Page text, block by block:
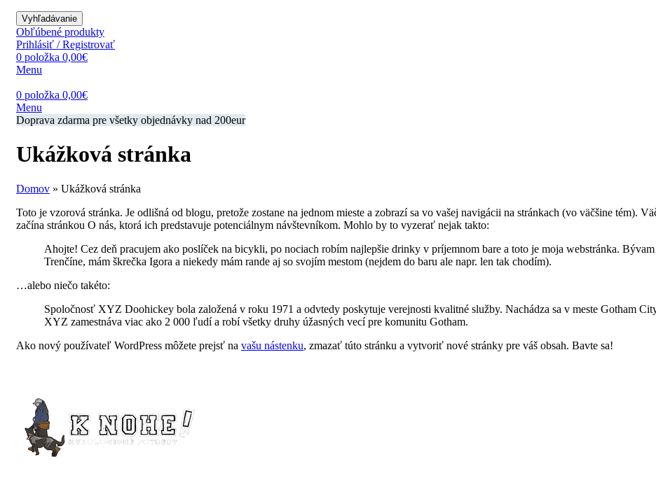
Vyhľadávanie
Obľúbené produkty
Prihlásiť / Registrovať
0 položka 0,00€
Menu
0 položka 0,00€
Menu
Doprava zdarma pre všetky objednávky nad 200eur
Ukážková stránka
Domov » Ukážková stránka
Toto je vzorová stránka. Je odlišná od blogu, pretože zostane na jednom mieste a zobrazí sa vo vašej navigácii na stránkach (vo väčšine tém).
začína stránkou O nás, ktorá ich predstavuje potenciálnym návštevníkom. Mohlo by to vyzerať nejak takto:
Ahojte! Cez deň pracujem ako poslíček na bicykli, po nociach robím najlepšie drinky v príjemnom bare a toto je moja webstránka.
Trenčíne, mám škrečka Igora a niekedy mám rande aj so svojím mestom (nejdem do baru ale napr. len tak chodím).
…alebo niečo takéto:
Spoločnosť XYZ Doohickey bola založená v roku 1971 a odvtedy poskytuje verejnosti kvalitné služby. Nachádza sa v meste Gotham
XYZ zamestnáva viac ako 2 000 ľudí a robí všetky druhy úžasných vecí pre komunitu Gotham.
Ako nový používateľ WordPress môžete prejsť na vašu nástenku, zmazať túto stránku a vytvoriť nové stránky pre váš obsah. Bavte sa!